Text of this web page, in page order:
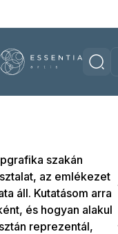
szakán
az emlékezet
áll. Kutatásom arra
és hogyan alakul
reprezentál,